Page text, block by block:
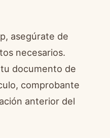
asegúrate de
necesarios.
documento de
comprobante
anterior del